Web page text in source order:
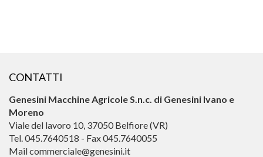
CONTATTI
Genesini Macchine Agricole S.n.c. di Genesini Ivano e
Moreno
Viale del lavoro 10, 37050 Belfiore (VR)
Tel. 045.7640518 - Fax 045.7640055
Mail commerciale@genesini.it